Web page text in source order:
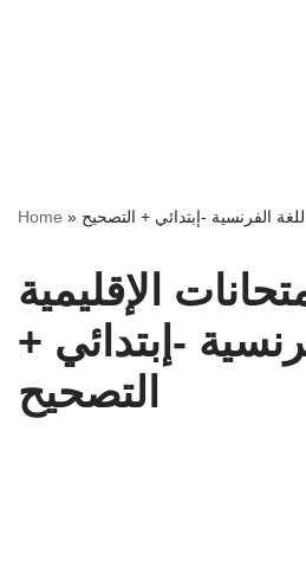
Home » الفرنسية -إبتدائي + التصحيح
الإقليمية
-إبتدائي +
التصحيح